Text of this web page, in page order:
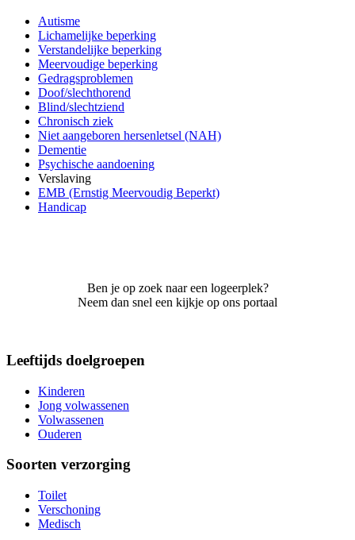
Autisme
Lichamelijke beperking
Verstandelijke beperking
Meervoudige beperking
Gedragsproblemen
Doof/slechthorend
Blind/slechtziend
Chronisch ziek
Niet aangeboren hersenletsel (NAH)
Dementie
Psychische aandoening
Verslaving
EMB (Ernstig Meervoudig Beperkt)
Handicap
Ben je op zoek naar een logeerplek?
Neem dan snel een kijkje op ons portaal
Leeftijds doelgroepen
Kinderen
Jong volwassenen
Volwassenen
Ouderen
Soorten verzorging
Toilet
Verschoning
Medisch